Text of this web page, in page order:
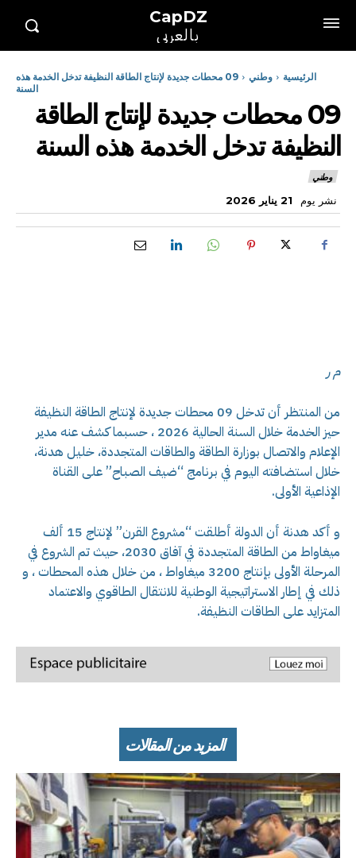
CapDZ
بالعربي
الرئيسية وطني
09 محطات جديدة لإنتاج الطاقة النظيفة تدخل الخدمة هذه
السنة
09 محطات جديدة لإنتاج الطاقة
النظيفة تدخل الخدمة هذه السنة
وطني
نشر يوم 21 يناير 2026
م ر
من المنتظر أن تدخل 09 محطات جديدة لإنتاج الطاقة النظيفة
حيز الخدمة خلال السنة الحالية 2026 ، حسبما كشف عنه مدير
الإعلام والاتصال بوزارة الطاقة والطاقات المتجددة، خليل هدنة،
خلال استضافته اليوم في برنامج “ضيف الصباح” على القناة
الإذاعية الأولى.
و أكد هدنة أن الدولة أطلقت “مشروع القرن” لإنتاج 15 ألف
ميغاواط من الطاقة المتجددة في آفاق 2030، حيث تم الشروع في
المرحلة الأولى بإنتاج 3200 ميغاواط ، من خلال هذه المحطات ، و
ذلك في إطار الاستراتيجية الوطنية للانتقال الطاقوي والاعتماد
المتزايد على الطاقات النظيفة.
المزيد من المقالات